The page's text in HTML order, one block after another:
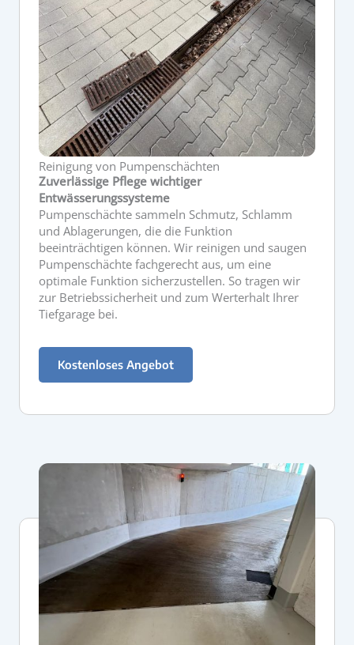
Reinigung von Pumpenschächten
Zuverlässige Pflege wichtiger
Entwässerungssysteme
Pumpenschächte sammeln Schmutz, Schlamm
und Ablagerungen, die die Funktion
beeinträchtigen können. Wir reinigen und saugen
Pumpenschächte fachgerecht aus, um eine
optimale Funktion sicherzustellen. So tragen wir
zur Betriebssicherheit und zum Werterhalt Ihrer
Tiefgarage bei.
Kostenloses Angebot